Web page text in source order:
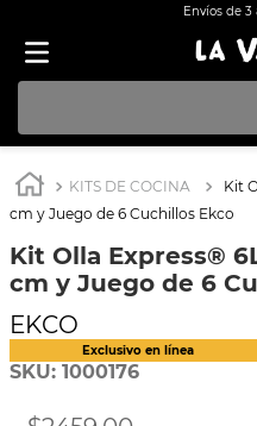
Envíos de
KITS DE COCINA
Kit
cm y Juego de 6 Cuchillos Ekco
Kit Olla Express®
cm y Juego de 6
EKCO
SKU: 1000176
1. OLLA
3. ARROCERA
4. SARTEN
5. INDUCCIÓN